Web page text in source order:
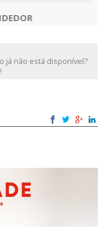
já não está disponível?